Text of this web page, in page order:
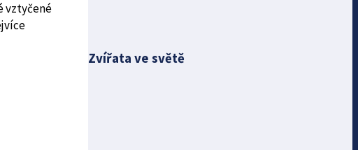
vztyčené
Zvířata ve světě